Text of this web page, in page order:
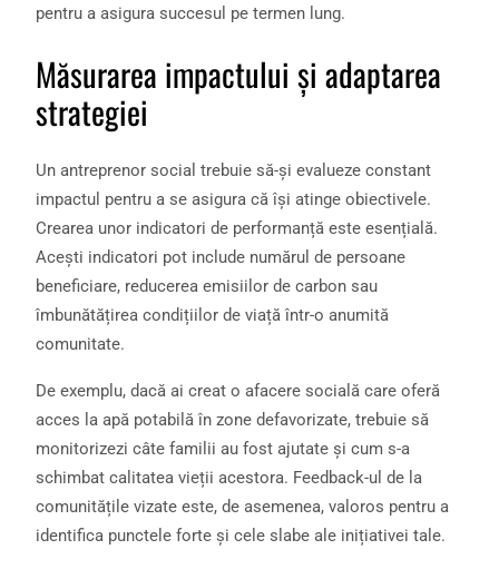
pentru a asigura succesul pe termen lung.
Măsurarea impactului și adaptarea
strategiei
Un antreprenor social trebuie să-și evalueze constant
impactul pentru a se asigura că își atinge obiectivele.
Crearea unor indicatori de performanță este esențială.
Acești indicatori pot include numărul de persoane
beneficiare, reducerea emisiilor de carbon sau
îmbunătățirea condițiilor de viață într-o anumită
comunitate.
De exemplu, dacă ai creat o afacere socială care oferă
acces la apă potabilă în zone defavorizate, trebuie să
monitorizezi câte familii au fost ajutate și cum s-a
schimbat calitatea vieții acestora. Feedback-ul de la
comunitățile vizate este, de asemenea, valoros pentru a
identifica punctele forte și cele slabe ale inițiativei tale.